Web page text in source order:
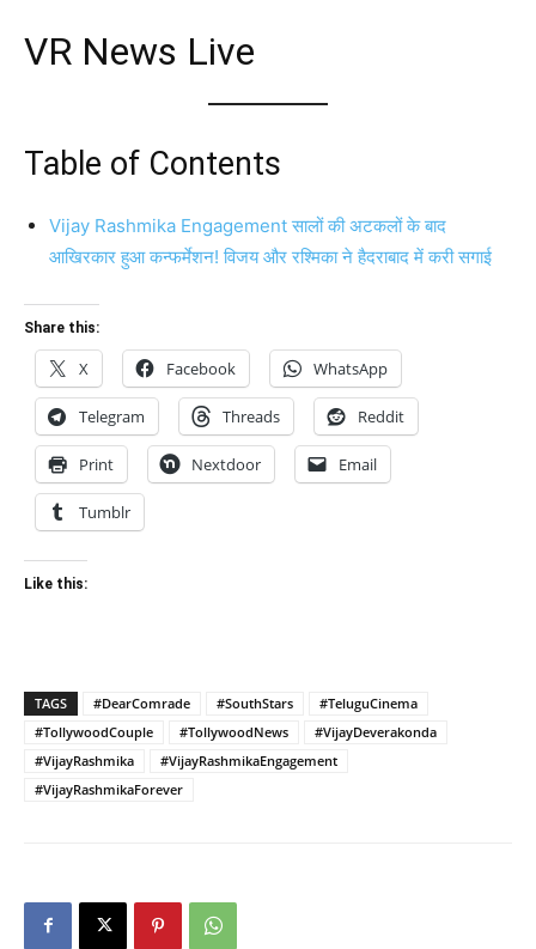
VR News Live
Table of Contents
Vijay Rashmika Engagement सालों की अटकलों के बाद
आखिरकार हुआ कन्फर्मेशन! विजय और रश्मिका ने हैदराबाद में करी सगाई
Share this:
X Facebook WhatsApp
Telegram Threads Reddit
Print Nextdoor Email
Tumblr
Like this:
TAGS #DearComrade #SouthStars
#TeluguCinema
#TollywoodCouple
#TollywoodNews
#VijayDeverakonda
#VijayRashmika
#VijayRashmikaEngagement
#VijayRashmikaForever